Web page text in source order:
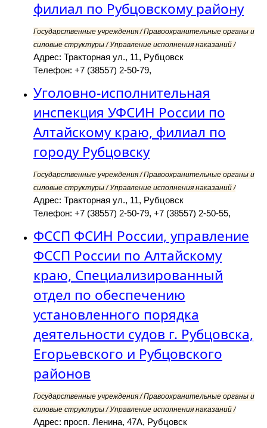
филиал по Рубцовскому району
Государственные учреждения / Правоохранительные органы и
силовые структуры / Управление исполнения наказаний /
Адрес: Тракторная ул., 11, Рубцовск
Телефон: +7 (38557) 2-50-79,
Уголовно-исполнительная
инспекция УФСИН России по
Алтайскому краю, филиал по
городу Рубцовску
Государственные учреждения / Правоохранительные органы и
силовые структуры / Управление исполнения наказаний /
Адрес: Тракторная ул., 11, Рубцовск
Телефон: +7 (38557) 2-50-79, +7 (38557) 2-50-55,
ФССП ФСИН России, управление
ФССП России по Алтайскому
краю, Специализированный
отдел по обеспечению
установленного порядка
деятельности судов г. Рубцовска,
Егорьевского и Рубцовского
районов
Государственные учреждения / Правоохранительные органы и
силовые структуры / Управление исполнения наказаний /
Адрес: просп. Ленина, 47А, Рубцовск